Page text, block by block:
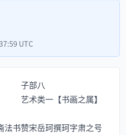
UTC
子部八
类一【书画之属】
书赞宋岳珂撰珂字肃之号